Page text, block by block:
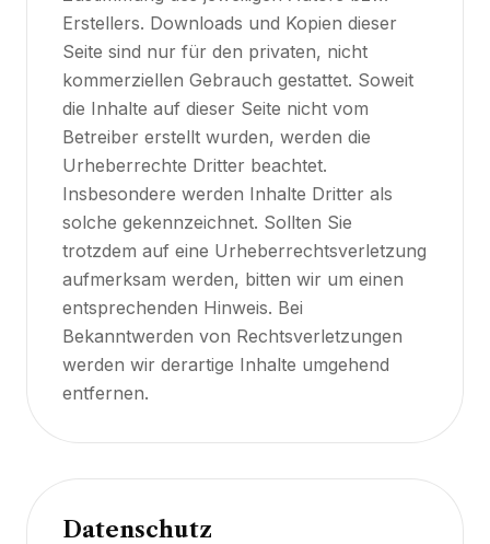
Erstellers. Downloads und Kopien dieser
Seite sind nur für den privaten, nicht
kommerziellen Gebrauch gestattet. Soweit
die Inhalte auf dieser Seite nicht vom
Betreiber erstellt wurden, werden die
Urheberrechte Dritter beachtet.
Insbesondere werden Inhalte Dritter als
solche gekennzeichnet. Sollten Sie
trotzdem auf eine Urheberrechtsverletzung
aufmerksam werden, bitten wir um einen
entsprechenden Hinweis. Bei
Bekanntwerden von Rechtsverletzungen
werden wir derartige Inhalte umgehend
entfernen.
Datenschutz